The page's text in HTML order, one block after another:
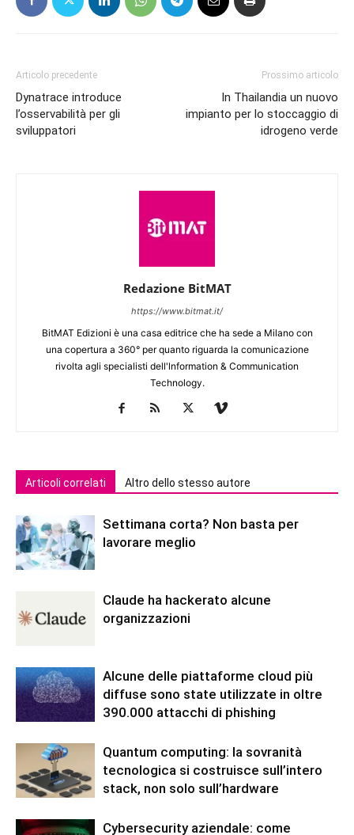
Articolo precedente
Dynatrace introduce
l’osservabilità per gli
sviluppatori
Prossimo articolo
In Thailandia un nuovo
impianto per lo stoccaggio di
idrogeno verde
Redazione BitMAT
https://www.bitmat.it/
BitMAT Edizioni è una casa editrice che ha sede a Milano con
una copertura a 360° per quanto riguarda la comunicazione
rivolta agli specialisti dell'lnformation & Communication
Technology.
Articoli correlati Altro dello stesso autore
Settimana corta? Non basta per
lavorare meglio
Claude ha hackerato alcune
organizzazioni
Alcune delle piattaforme cloud più
diffuse sono state utilizzate in oltre
390.000 attacchi di phishing
Quantum computing: la sovranità
tecnologica si costruisce sull’intero
stack, non solo sull’hardware
Cybersecurity aziendale: come